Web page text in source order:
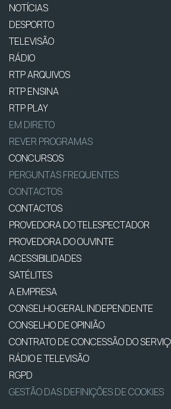
NOTÍCIAS
DESPORTO
TELEVISÃO
RÁDIO
RTP ARQUIVOS
RTP ENSINA
RTP PLAY
EM DIRETO
REVER PROGRAMAS
CONCURSOS
PERGUNTAS FREQUENTES
CONTACTOS
CONTACTOS
PROVEDORA DO TELESPECTADOR
PROVEDORA DO OUVINTE
ACESSIBILIDADES
SATÉLITES
A EMPRESA
CONSELHO GERAL INDEPENDENTE
CONSELHO DE OPINIÃO
CONTRATO DE CONCESSÃO DO
RÁDIO E TELEVISÃO
RGPD
GESTÃO DAS DEFINIÇÕES DE COOKIES